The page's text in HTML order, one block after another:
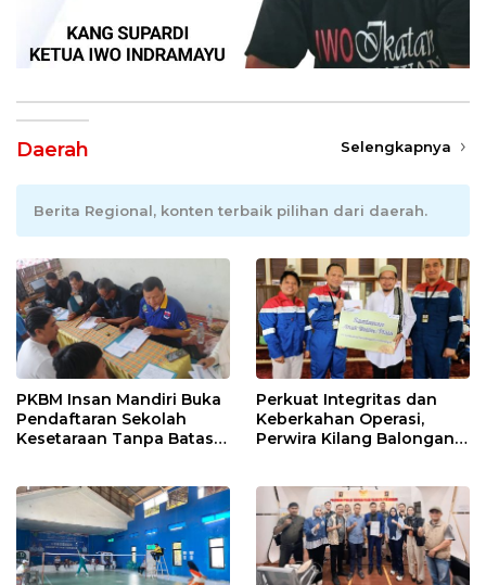
Daerah Selengkapnya
Berita Regional, konten terbaik pilihan dari daerah.
PKBM Insan Mandiri Buka
Pendaftaran Sekolah
Kesetaraan Tanpa Batas
Perkuat Integritas dan
Keberkahan Operasi,
Perwira Kilang Balongan